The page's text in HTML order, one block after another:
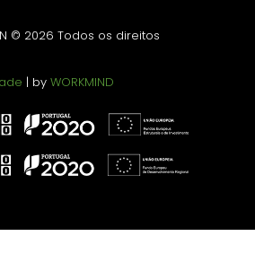
© 2026 Todos os direitos
| byWORKMIND